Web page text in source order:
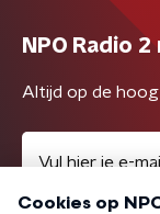
NPO Radio
Altijd op de